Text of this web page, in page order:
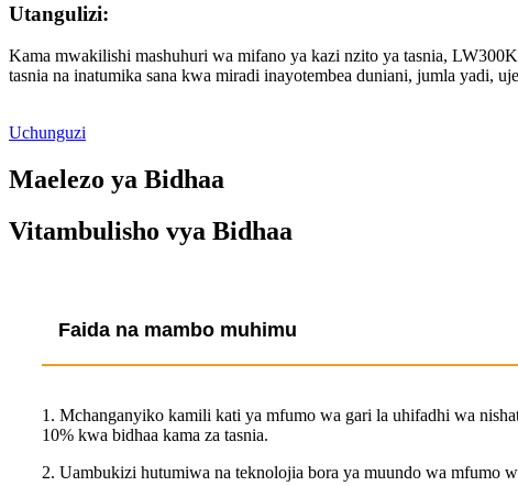
Utangulizi:
Kama mwakilishi mashuhuri wa mifano ya kazi nzito ya tasnia,
tasnia na inatumika sana kwa miradi inayotembea duniani, jumla yadi,
Uchunguzi
Maelezo ya Bidhaa
Vitambulisho vya Bidhaa
Faida na mambo muhimu
1. Mchanganyiko kamili kati ya mfumo wa gari la uhifadhi wa
10% kwa bidhaa kama za tasnia.
2. Uambukizi hutumiwa na teknolojia bora ya muundo wa mfumo